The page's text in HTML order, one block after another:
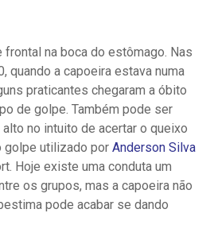
frontal na boca do estômago. Nas
quando a capoeira estava numa
praticantes chegaram a óbito
de golpe. Também pode ser
no intuito de acertar o queixo
golpe utilizado por Anderson Silva
Hoje existe uma conduta um
os grupos, mas a capoeira não
pode acabar se dando